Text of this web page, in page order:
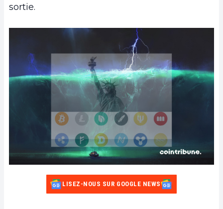
sortie.
LISEZ-NOUS SUR GOOGLE NEWS